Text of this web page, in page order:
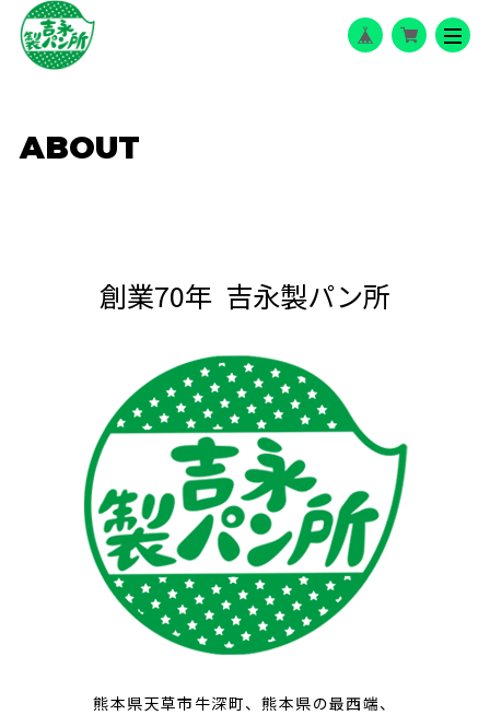
ABOUT
創業70年 吉永製パン所
熊本県天草市牛深町、熊本県の最西端、